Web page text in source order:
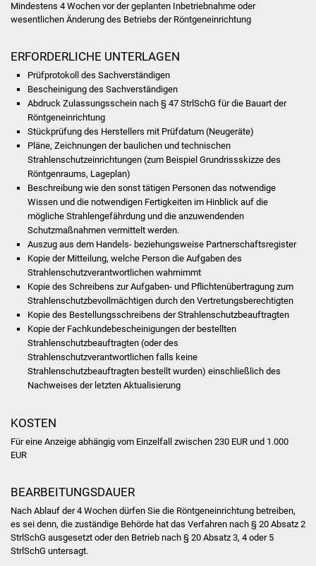
Lebenslagen
Formulare
Bürgerinfos
Bildung
Schulen
Kindergärten
Volkshochschule
Soziale Einrichtungen
Kirchen
Lokale Agenda
Jugendhaus
Stadtwerke
Suenergie
Mindestens 4 Wochen vor der geplanten Inbetriebnahme oder
wesentlichen Änderung des Betriebs der Röntgeneinrichtung
ERFORDERLICHE UNTERLAGEN
Prüfprotokoll des Sachverständigen
Bescheinigung des Sachverständigen
Abdruck Zulassungsschein nach § 47 StrlSchG für die Bauart der
Röntgeneinrichtung
Stückprüfung des Herstellers mit Prüfdatum (Neugeräte)
Pläne, Zeichnungen der baulichen und technischen
Strahlenschutzeinrichtungen (zum Beispiel Grundrissskizze des
Röntgenraums, Lageplan)
Beschreibung wie den sonst tätigen Personen das notwendige
Wissen und die notwendigen Fertigkeiten im Hinblick auf die
mögliche Strahlengefährdung und die anzuwendenden
Schutzmaßnahmen vermittelt werden.
Auszug aus dem Handels- beziehungsweise Partnerschaftsregister
Kopie der Mitteilung, welche Person die Aufgaben des
Strahlenschutzverantwortlichen wahrnimmt
Kopie des Schreibens zur Aufgaben- und Pflichtenübertragung zum
Strahlenschutzbevollmächtigen durch den Vertretungsberechtigten
Kopie des Bestellungsschreibens der Strahlenschutzbeauftragten
Kopie der Fachkundebescheinigungen der bestellten
Strahlenschutzbeauftragten (oder des
Strahlenschutzverantwortlichen falls keine
Strahlenschutzbeauftragten bestellt wurden) einschließlich des
Nachweises der letzten Aktualisierung
KOSTEN
Für eine Anzeige abhängig vom Einzelfall zwischen 230 EUR und 1.000
EUR
BEARBEITUNGSDAUER
Nach Ablauf der 4 Wochen dürfen Sie die Röntgeneinrichtung betreiben,
es sei denn, die zuständige Behörde hat das Verfahren nach § 20 Absatz 2
StrlSchG ausgesetzt oder den Betrieb nach § 20 Absatz 3, 4 oder 5
StrlSchG untersagt.